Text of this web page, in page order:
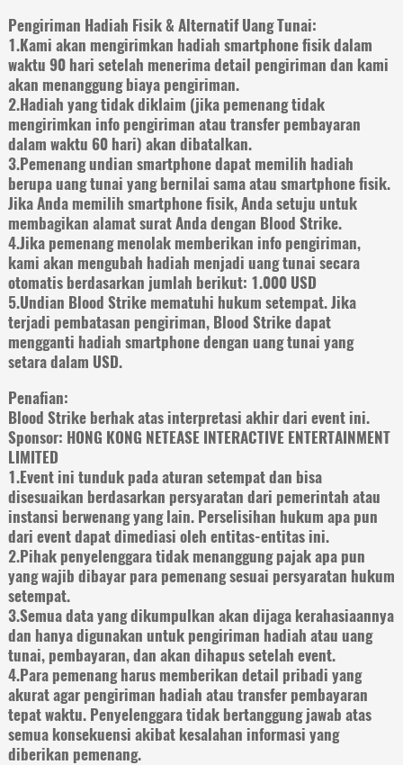
Pengiriman Hadiah Fisik & Alternatif Uang Tunai:
1.Kami akan mengirimkan hadiah smartphone fisik dalam
waktu 90 hari setelah menerima detail pengiriman dan kami
akan menanggung biaya pengiriman.
2.Hadiah yang tidak diklaim (jika pemenang tidak
mengirimkan info pengiriman atau transfer pembayaran
dalam waktu 60 hari) akan dibatalkan.
3.Pemenang undian smartphone dapat memilih hadiah
berupa uang tunai yang bernilai sama atau smartphone fisik.
Jika Anda memilih smartphone fisik, Anda setuju untuk
membagikan alamat surat Anda dengan Blood Strike.
4.Jika pemenang menolak memberikan info pengiriman,
kami akan mengubah hadiah menjadi uang tunai secara
otomatis berdasarkan jumlah berikut: 1.000 USD
5.Undian Blood Strike mematuhi hukum setempat. Jika
terjadi pembatasan pengiriman, Blood Strike dapat
mengganti hadiah smartphone dengan uang tunai yang
setara dalam USD.
Penafian:
Blood Strike berhak atas interpretasi akhir dari event ini.
Sponsor: HONG KONG NETEASE INTERACTIVE ENTERTAINMENT
LIMITED
1.Event ini tunduk pada aturan setempat dan bisa
disesuaikan berdasarkan persyaratan dari pemerintah atau
instansi berwenang yang lain. Perselisihan hukum apa pun
dari event dapat dimediasi oleh entitas-entitas ini.
2.Pihak penyelenggara tidak menanggung pajak apa pun
yang wajib dibayar para pemenang sesuai persyaratan hukum
setempat.
3.Semua data yang dikumpulkan akan dijaga kerahasiaannya
dan hanya digunakan untuk pengiriman hadiah atau uang
tunai, pembayaran, dan akan dihapus setelah event.
4.Para pemenang harus memberikan detail pribadi yang
akurat agar pengiriman hadiah atau transfer pembayaran
tepat waktu. Penyelenggara tidak bertanggung jawab atas
semua konsekuensi akibat kesalahan informasi yang
diberikan pemenang.